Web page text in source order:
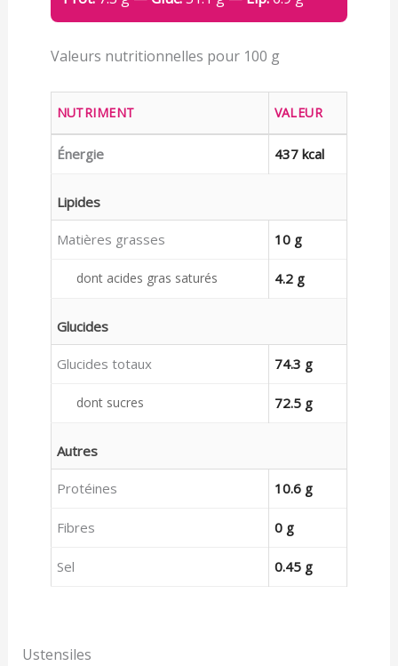
Valeurs nutritionnelles pour 100 g
NUTRIMENT VALEUR
Énergie 437 kcal
Lipides
Matières grasses 10 g
dont acides gras saturés 4.2 g
Glucides
Glucides totaux 74.3 g
dont sucres 72.5 g
Autres
Protéines 10.6 g
Fibres 0 g
Sel 0.45 g
Ustensiles